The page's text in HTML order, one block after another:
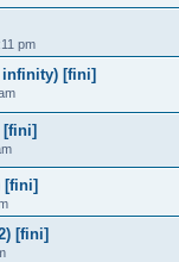
pm
infinity) [fini]
[fini]
[fini]
[fini]